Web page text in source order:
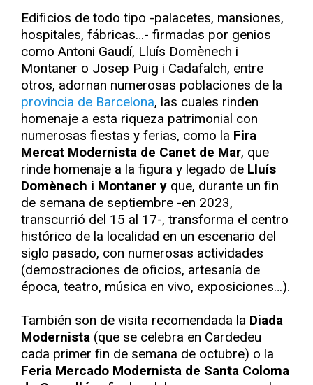
Edificios de todo tipo -palacetes, mansiones,
hospitales, fábricas…- firmadas por genios
como Antoni Gaudí, Lluís Domènech i
Montaner o Josep Puig i Cadafalch, entre
otros, adornan numerosas poblaciones de la
provincia de Barcelona, las cuales rinden
homenaje a esta riqueza patrimonial con
numerosas fiestas y ferias, como la Fira
Mercat Modernista de Canet de Mar, que
rinde homenaje a la figura y legado de Lluís
Domènech i Montaner y que, durante un fin
de semana de septiembre -en 2023,
transcurrió del 15 al 17-, transforma el centro
histórico de la localidad en un escenario del
siglo pasado, con numerosas actividades
(demostraciones de oficios, artesanía de
época, teatro, música en vivo, exposiciones…).
También son de visita recomendada la Diada
Modernista (que se celebra en Cardedeu
cada primer fin de semana de octubre) o la
Feria Mercado Modernista de Santa Coloma